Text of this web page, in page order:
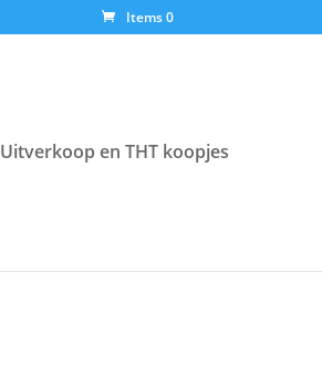
Items 0
Uitverkoop en THT koopjes